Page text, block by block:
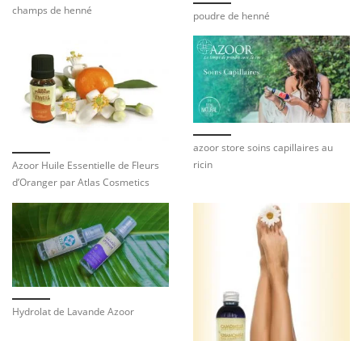
champs de henné poudre de henné
Azoor Huile Essentielle de Fleurs
d’Oranger par Atlas Cosmetics
azoor store soins capillaires au
ricin
Hydrolat de Lavande Azoor